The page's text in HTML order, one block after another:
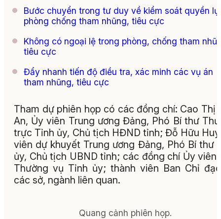
Bước chuyển trong tư duy về kiểm soát quyền
phòng chống tham nhũng, tiêu cực
Không có ngoại lệ trong phòng, chống tham
tiêu cực
Đẩy nhanh tiến độ điều tra, xác minh các vụ án
tham nhũng, tiêu cực
Tham dự phiên họp có các đồng chí: Cao Thị
An, Ủy viên Trung ương Đảng, Phó Bí thư
trực Tỉnh ủy, Chủ tịch HĐND tỉnh; Đỗ Hữu
viên dự khuyết Trung ương Đảng, Phó Bí thư
ủy, Chủ tịch UBND tỉnh; các đồng chí Ủy viên
Thường vụ Tỉnh ủy; thành viên Ban Chỉ
các sở, ngành liên quan.
Quang cảnh phiên họp.